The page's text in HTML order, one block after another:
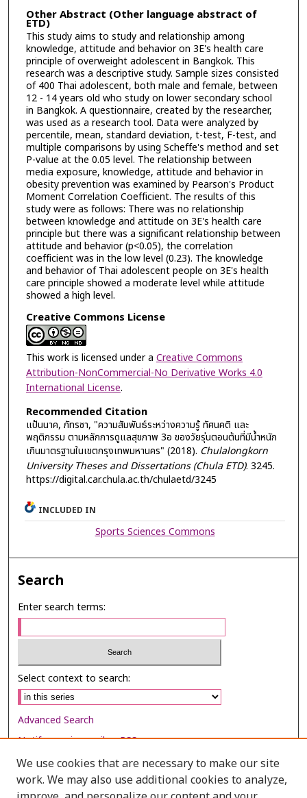
Other Abstract (Other language abstract of
ETD)
This study aims to study and relationship among
knowledge, attitude and behavior on 3E's health care
principle of overweight adolescent in Bangkok. This
research was a descriptive study. Sample sizes consisted
of 400 Thai adolescent, both male and female, between
12 - 14 years old who study on lower secondary school
in Bangkok. A questionnaire, created by the researcher,
was used as a research tool. Data were analyzed by
percentile, mean, standard deviation, t-test, F-test, and
multiple comparisons by using Scheffe's method and set
P-value at the 0.05 level. The relationship between
media exposure, knowledge, attitude and behavior in
obesity prevention was examined by Pearson's Product
Moment Correlation Coefficient. The results of this
study were as follows: There was no relationship
between knowledge and attitude on 3E's health care
principle but there was a significant relationship between
attitude and behavior (p<0.05), the correlation
coefficient was in the low level (0.23). The knowledge
and behavior of Thai adolescent people on 3E's health
care principle showed a moderate level while attitude
showed a high level.
Creative Commons License
This work is licensed under a Creative Commons
Attribution-NonCommercial-No Derivative Works 4.0
International License.
Recommended Citation
แป้นนาค, ภัทรชา, "ความสัมพันธ์ระหว่างความรู้ ทัศนคติ และ
พฤติกรรม ตามหลักการดูแลสุขภาพ 3อ ของวัยรุ่นตอนต้นที่มีน้ำหนัก
เกินมาตรฐานในเขตกรุงเทพมหานคร" (2018). Chulalongkorn
University Theses and Dissertations (Chula ETD). 3245.
https://digital.car.chula.ac.th/chulaetd/3245
INCLUDED IN
Sports Sciences Commons
Search
Enter search terms:
Select context to search:
Advanced Search
Notify me via email orRSS
Browse
We use cookies that are necessary to make our site
work. We may also use additional cookies to analyze,